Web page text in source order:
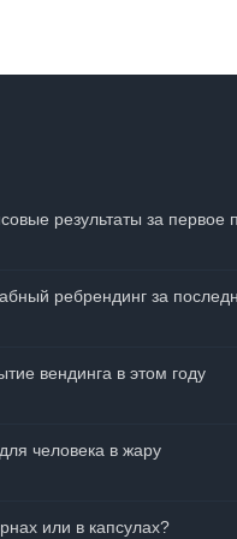
результаты за первое
ребрендинг за
вендинга в этом году
человека в жару
или в капсулах?